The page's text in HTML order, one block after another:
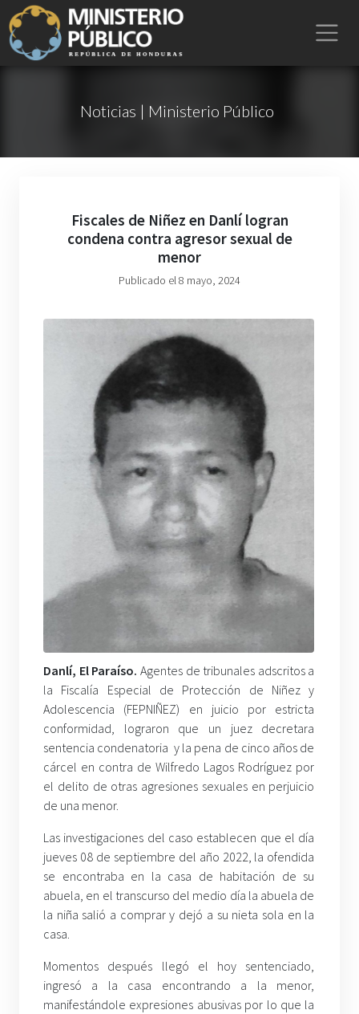
Noticias | Ministerio Público
Fiscales de Niñez en Danlí logran
condena contra agresor sexual de
menor
Publicado el 8 mayo, 2024
Danlí, El Paraíso. Agentes de tribunales adscritos a
la Fiscalía Especial de Protección de Niñez y
Adolescencia (FEPNIÑEZ) en juicio por estricta
conformidad, lograron que un juez decretara
sentencia condenatoria y la pena de cinco años de
cárcel en contra de Wilfredo Lagos Rodríguez por
el delito de otras agresiones sexuales en perjuicio
de una menor.
Las investigaciones del caso establecen que el día
jueves 08 de septiembre del año 2022, la ofendida
se encontraba en la casa de habitación de su
abuela, en el transcurso del medio día la abuela de
la niña salió a comprar y dejó a su nieta sola en la
casa.
Momentos después llegó el hoy sentenciado,
ingresó a la casa encontrando a la menor,
manifestándole expresiones abusivas por lo que la